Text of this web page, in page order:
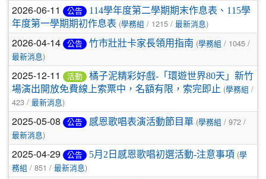
列
表
2026-06-11 公告
114學年度第二學期期末作息表、115學
年度第一學期期初作息表 (學務組 / 1215 / 最新消息)
2026-04-14 公告 竹市壯壯卡家長領用指南 (學務組 / 1045 /
最新消息)
2025-12-11 活動
橘子泥精彩好戲-「環遊世界80天」新竹
場演出開放免費線上索票中，名額有限，索完即止 (學務組 /
423 / 最新消息)
2025-05-08 公告 感恩歌唱表演活動節目單 (學務組 / 972 /
最新消息)
2025-04-29 公告 5月2日感恩歌唱初選活動-注意事項 (學
務組 / 851 / 最新消息)